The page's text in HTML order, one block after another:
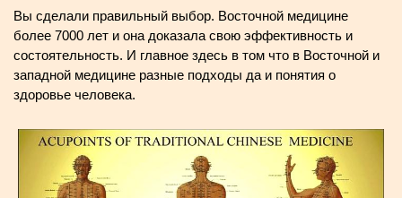
Вы сделали правильный выбор. Восточной медицине
более 7000 лет и она доказала свою эффективность и
состоятельность. И главное здесь в том что в Восточной и
западной медицине разные подходы да и понятия о
здоровье человека.